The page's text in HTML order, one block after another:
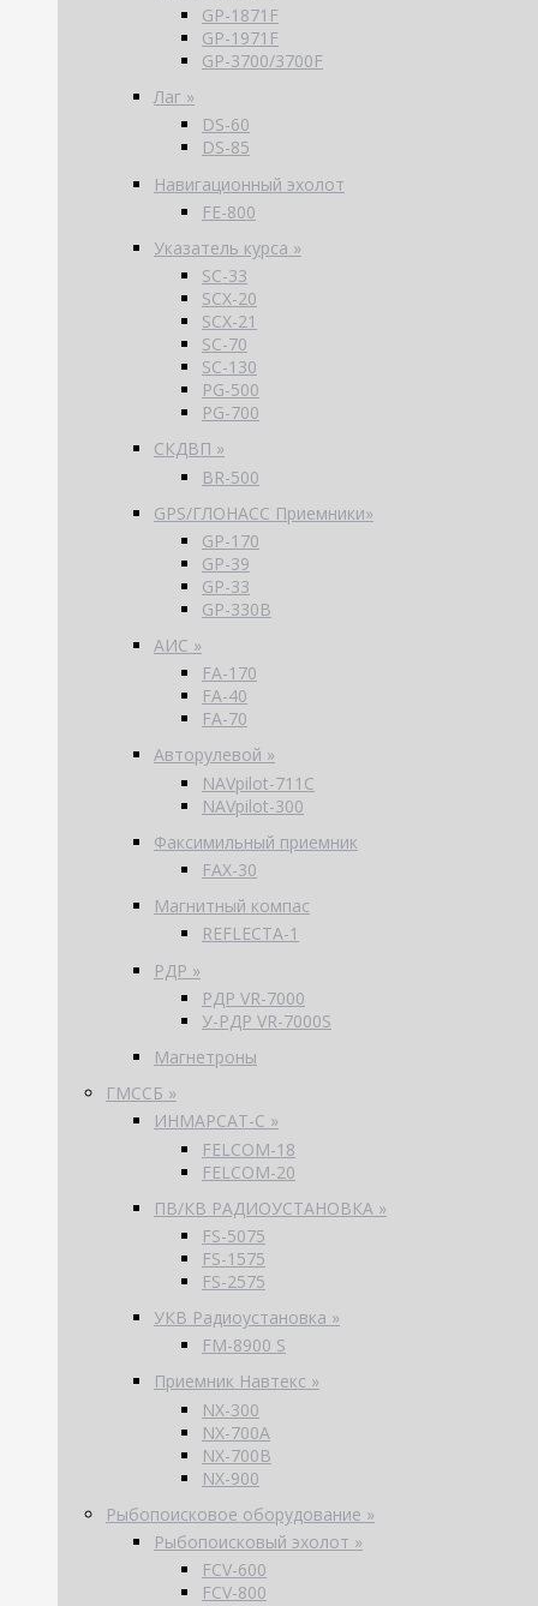
GP-1871F
GP-1971F
GP-3700/3700F
Лаг »
DS-60
DS-85
Навигационный эхолот
FE-800
Указатель курса »
SC-33
SCX-20
SCX-21
SC-70
SC-130
PG-500
PG-700
СКДВП »
BR-500
GPS/ГЛОНАСС Приемники»
GP-170
GP-39
GP-33
GP-330B
АИС »
FA-170
FA-40
FA-70
Авторулевой »
NAVpilot-711С
NAVpilot-300
Факсимильный приемник
FAX-30
Магнитный компас
REFLECTA-1
РДР »
РДР VR-7000
У-РДР VR-7000S
Магнетроны
ГМССБ »
ИНМАРСАТ-С »
FELCOM-18
FELCOM-20
ПВ/КВ РАДИОУСТАНОВКА »
FS-5075
FS-1575
FS-2575
УКВ Радиоустановка »
FM-8900 S
Приемник Навтекс »
NX-300
NX-700A
NX-700B
NX-900
Рыбопоисковое оборудование »
Рыбопоисковый эхолот »
FCV-600
FCV-800